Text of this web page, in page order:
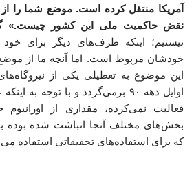
آمریکا منتقل کرده است. موضع شما را
نقض حاکمیت ملی این کشور
نیستیم؛ اینکه طرف‌های دیگر برای خود
خودشان مربوط است. اما آنچه ما از موضع
این موضوع به تعطیلی یکی از
بخش‌های مختلف آنجا انباشت شده بوده
که برای استفاده‌های تحقیقاتی استفاده